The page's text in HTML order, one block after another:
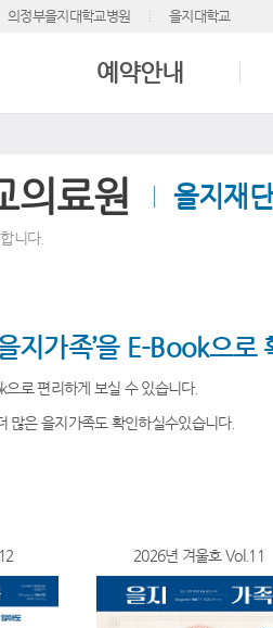
의정부을지대학교병원 을지대학교
예약안내
의료원 을지재
니다.
지가족’을 E-Book으로
로 편리하게 보실 수 있습니다.
많은 을지가족도 확인하실수있습니다.
2026년 겨울호 Vol.11